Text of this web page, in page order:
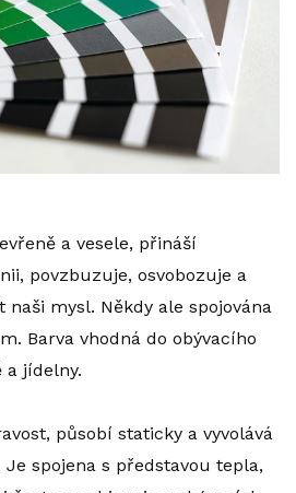
a vesele, přináší
povzbuzuje, osvobozuje a
mysl. Někdy ale spojována
Barva vhodná do obývacího
a jídelny.
působí staticky a vyvolává
spojena s představou tepla,